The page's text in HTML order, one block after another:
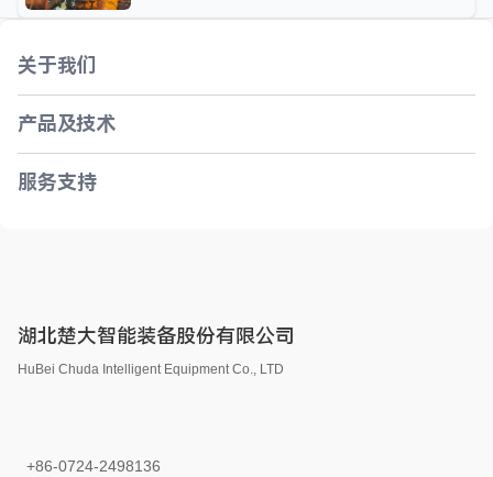
关于我们
产品及技术
服务支持
湖北楚大智能装备股份有限公司
HuBei Chuda Intelligent Equipment Co., LTD
+86-0724-2498136